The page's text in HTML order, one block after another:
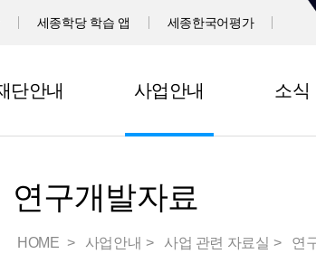
세종학당 학습 앱 세종한국어평가
단안내 사업안내 소식
연구개발자료
HOME 사업안내 사업 관련 자료실 연